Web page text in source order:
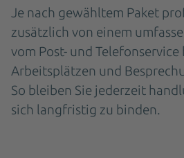
Je nach gewähltem Paket
zusätzlich von einem
vom Post- und
Arbeitsplätzen und
So bleiben Sie jederzeit
sich langfristig zu binden.